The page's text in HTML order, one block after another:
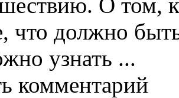
что должно
узнать ...
комментарий